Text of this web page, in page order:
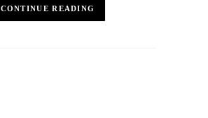
CONTINUE READING